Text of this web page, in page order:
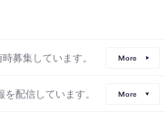
募集しています。 More
配信しています。 More